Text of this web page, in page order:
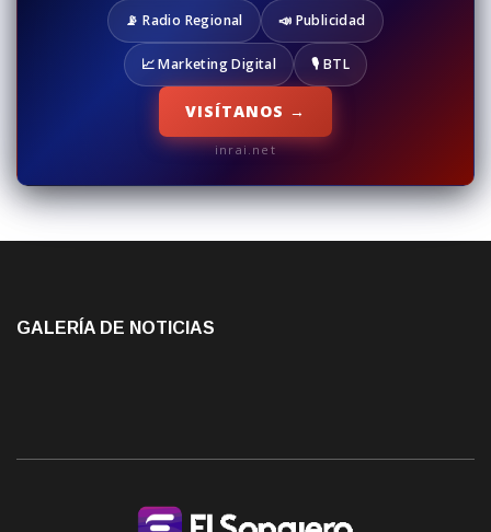
📡 Radio Regional 📣 Publicidad
📈 Marketing Digital 🎙️ BTL
VISÍTANOS →
inrai.net
GALERÍA DE NOTICIAS